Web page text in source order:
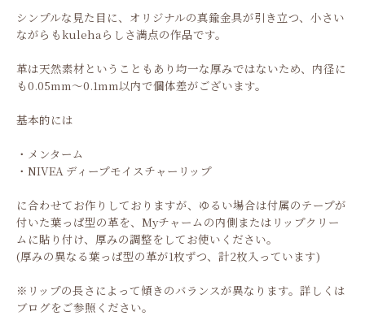
シンプルな見た目に、オリジナルの真鍮金具が引き立つ、小さい
ながらもkulehaらしさ満点の作品です。
革は天然素材ということもあり均一な厚みではないため、内径に
も0.05mm～0.1mm以内で個体差がございます。
基本的には
・メンターム
・NIVEA ディープモイスチャーリップ
に合わせてお作りしておりますが、ゆるい場合は付属のテープが
付いた葉っぱ型の革を、Myチャームの内側またはリップクリー
ムに貼り付け、厚みの調整をしてお使いください。
(厚みの異なる葉っぱ型の革が1枚ずつ、計2枚入っています)
※リップの長さによって傾きのバランスが異なります。詳しくは
ブログをご参照ください。